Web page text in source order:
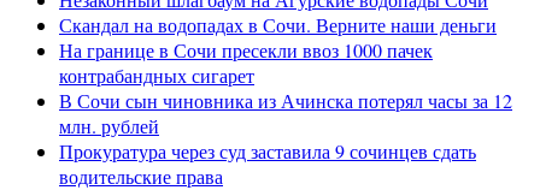
Скандал на водопадах в Сочи. Верните наши деньги
На границе в Сочи пресекли ввоз 1000 пачек
контрабандных сигарет
В Сочи сын чиновника из Ачинска потерял часы за 12
млн. рублей
Прокуратура через суд заставила 9 сочинцев сдать
водительские права